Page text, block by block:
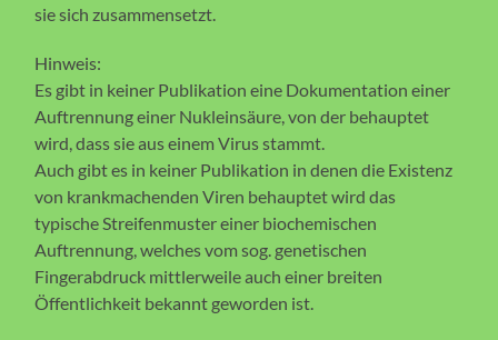
sie sich zusammensetzt.
Hinweis:
Es gibt in keiner Publikation eine Dokumentation einer
Auftrennung einer Nukleinsäure, von der behauptet
wird, dass sie aus einem Virus stammt.
Auch gibt es in keiner Publikation in denen die Existenz
von krankmachenden Viren behauptet wird das
typische Streifenmuster einer biochemischen
Auftrennung, welches vom sog. genetischen
Fingerabdruck mittlerweile auch einer breiten
Öffentlichkeit bekannt geworden ist.